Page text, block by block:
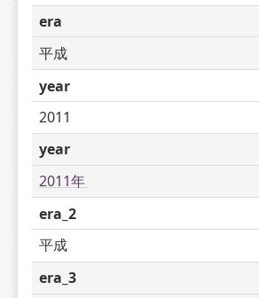
era
平成
year
2011
year
2011年
era_2
平成
era_3